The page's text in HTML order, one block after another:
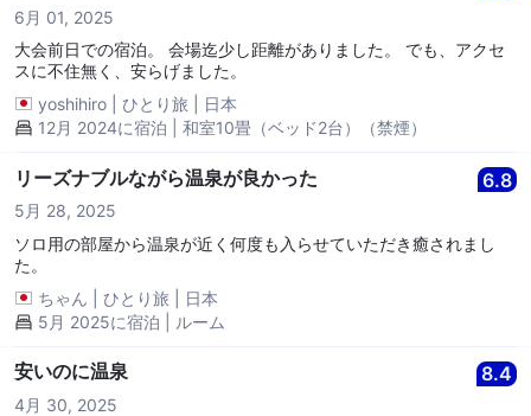
6月 01, 2025
大会前日での宿泊。 会場迄少し距離がありました。 でも、アクセ
スに不住無く、安らげました。
yoshihiro
ひとり旅
日本
12月 2024に宿泊 | 和室10畳（ベッド2台）（禁煙）
リーズナブルながら温泉が良かった 6.8
5月 28, 2025
ソロ用の部屋から温泉が近く何度も入らせていただき癒されまし
た。
ちゃん
ひとり旅
日本
5月 2025に宿泊 | ルーム
安いのに温泉 8.4
4月 30, 2025